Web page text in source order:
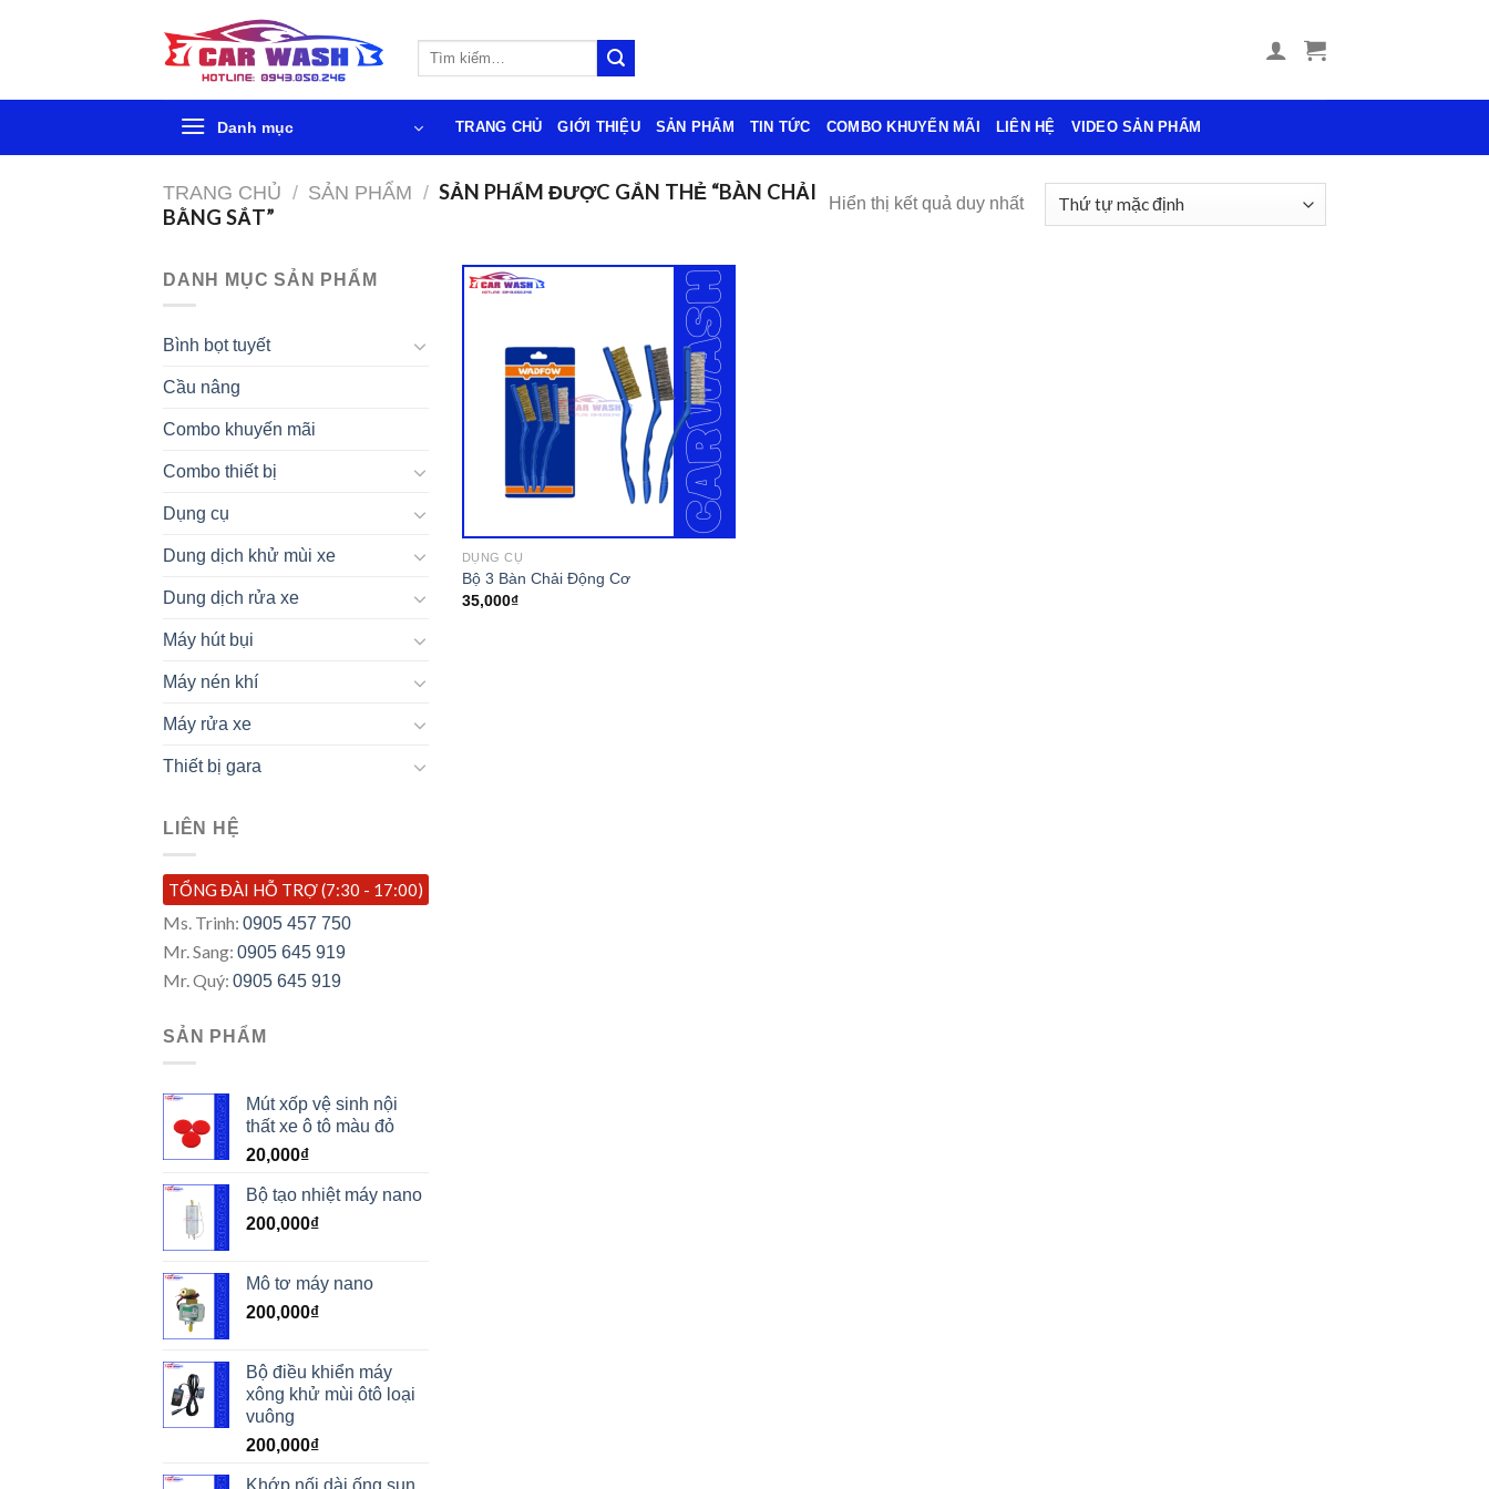
nội
Tìm
Danh mục TRANG CHỦ GIỚI THIỆU SẢN PHẨM TIN TỨC COMBO KHUYẾN MÃI LIÊN HỆ VIDEO SẢN PHẨM
TRANG CHỦ / SẢN PHẨM / SẢN PHẨM ĐƯỢC GẮN THẺ “BÀN CHẢI
BẰNG SẮT”
Hiển thị kết quả duy nhất
DANH MỤC SẢN PHẨM
Bình bọt tuyết
Cầu nâng
Combo khuyến mãi
Combo thiết bị
Dụng cụ
Dung dịch khử mùi xe
Dung dịch rửa xe
Máy hút bụi
Máy nén khí
Máy rửa xe
Thiết bị gara
LIÊN HỆ
TỔNG ĐÀI HỖ TRỢ (7:30 - 17:00)
Ms. Trinh: 0905 457 750
Mr. Sang: 0905 645 919
Mr. Quý: 0905 645 919
SẢN PHẨM
Mút xốp vệ sinh nội
thất xe ô tô màu đỏ
20,000₫
Bộ tạo nhiệt máy nano
200,000₫
Mô tơ máy nano
200,000₫
Bộ điều khiển máy
xông khử mùi ôtô loại
vuông
200,000₫
Khớp nối dài ống sun
DỤNG CỤ
Bộ 3 Bàn Chải Động Cơ
35,000₫